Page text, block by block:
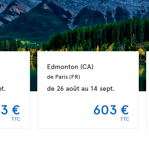
€
TTC
Edmonton (CA)
de Paris (FR)
de 26 août au 14 sept.
603 €
TTC